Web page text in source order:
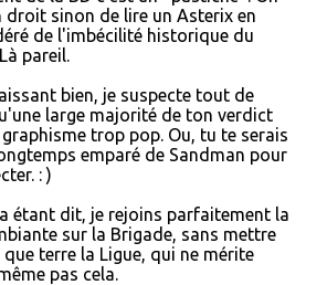
droit sinon de lire un Asterix en
de l'imbécilité historique du
pareil.
bien, je suspecte tout de
large majorité de ton verdict
trop pop. Ou, tu te serais
emparé de Sandman pour
: )
étant dit, je rejoins parfaitement la
sur la Brigade, sans mettre
que terre la Ligue, qui ne mérite
pas cela.